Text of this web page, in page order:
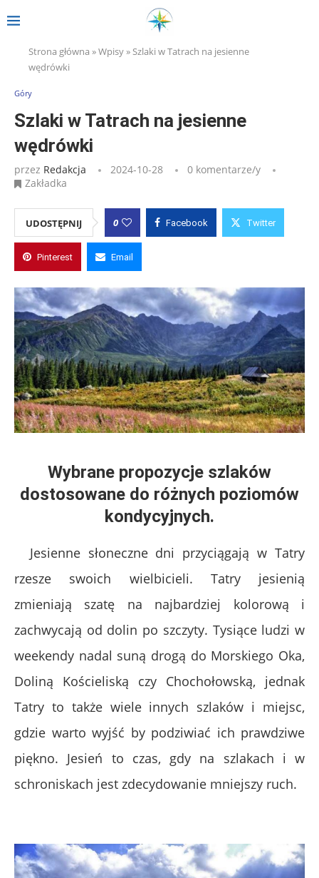
Strona główna »Wpisy»Szlaki w Tatrach na jesienne
wędrówki
Góry
Szlaki w Tatrach na jesienne
wędrówki
przez Redakcja 2024-10-28
0 komentarze/y
Zakładka
UDOSTĘPNIJ 0 Facebook Twitter
Pinterest Email
Wybrane propozycje szlaków
dostosowane do różnych poziomów
kondycyjnych.
Jesienne słoneczne dni przyciągają w Tatry
rzesze swoich wielbicieli. Tatry jesienią
zmieniają szatę na najbardziej kolorową i
zachwycają od dolin po szczyty. Tysiące ludzi w
weekendy nadal suną drogą do Morskiego Oka,
Doliną Kościeliską czy Chochołowską, jednak
Tatry to także wiele innych szlaków i miejsc,
gdzie warto wyjść by podziwiać ich prawdziwe
piękno. Jesień to czas, gdy na szlakach i w
schroniskach jest zdecydowanie mniejszy ruch.